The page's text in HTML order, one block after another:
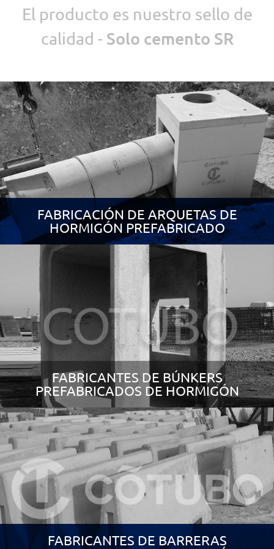
El producto es nuestro sello de
calidad - Solo cemento SR
FABRICACIÓN DE ARQUETAS DE
HORMIGÓN PREFABRICADO
FABRICANTES DE BÚNKERS
PREFABRICADOS DE HORMIGÓN
FABRICANTES DE BARRERAS